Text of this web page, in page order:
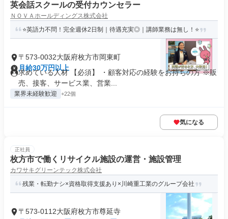
英会話スクールの受付カウンセラー
ＮＯＶＡホールディングス株式会社
⭐英語力不問！完全週休2日制｜待遇充実◎｜講師業務は無し！⭐
〒573-0032大阪府枚方市岡東町
月給30万円以上
求めている人材 【必須】 ・顧客対応の経験をお持ちの方 ※販
売、接客、サービス業、営業...
業界未経験歓迎 +22個
気になる
正社員
枚方市で働くリサイクル施設の運営・施設管理
カワサキグリーンテック株式会社
残業・転勤ナシ×資格取得支援あり×川崎重工業のグループ会社
〒573-0112大阪府枚方市尊延寺